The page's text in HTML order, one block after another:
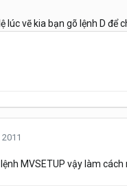
lúc vẽ kia bạn gõ lệnh D để
MVSETUP vậy làm